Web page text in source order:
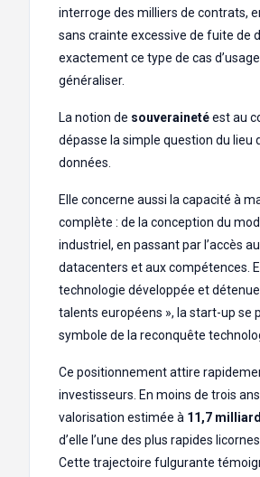
interroge des milliers de contrats,
sans crainte excessive de fuite de
exactement ce type de cas
généraliser.
La notion de souverainetéest au
dépasse la simple question du lieu
données.
Elle concerne aussi la capacité à
complète : de la conception du
industriel, en passant par l’accès
datacenters et aux compétences.
technologie développée et
talents européens », la start-up se
symbole de la reconquête
Ce positionnement attire
investisseurs. En moins de trois
valorisation estimée à 11,7
d’elle l’une des plus rapides
Cette trajectoire fulgurante